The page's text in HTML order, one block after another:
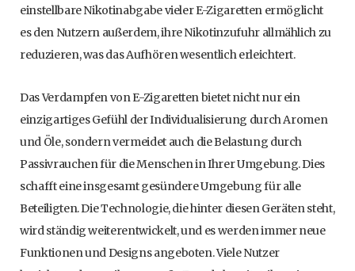
einstellbare Nikotinabgabe vieler E-Zigaretten ermöglicht
es den Nutzern außerdem, ihre Nikotinzufuhr allmählich zu
reduzieren, was das Aufhören wesentlich erleichtert.
Das Verdampfen von E-Zigaretten bietet nicht nur ein
einzigartiges Gefühl der Individualisierung durch Aromen
und Öle, sondern vermeidet auch die Belastung durch
Passivrauchen für die Menschen in Ihrer Umgebung. Dies
schafft eine insgesamt gesündere Umgebung für alle
Beteiligten. Die Technologie, die hinter diesen Geräten steht,
wird ständig weiterentwickelt, und es werden immer neue
Funktionen und Designs angeboten. Viele Nutzer